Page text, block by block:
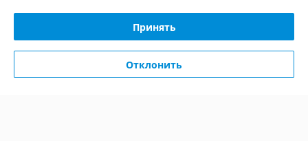
381 отзыва за всё время
Принять
Отклонить